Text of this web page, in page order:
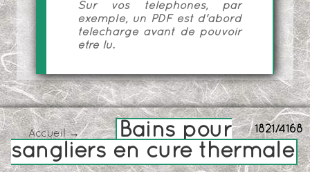
Sur vos téléphones, par
exemple, un PDF est d'abord
téléchargé avant de pouvoir
être lu.
1821/4168
Accueil→
Bains pour
sangliers en cure thermale